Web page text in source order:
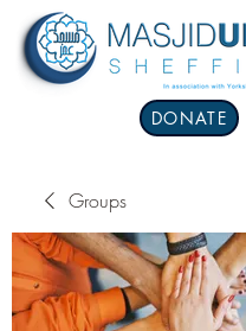
DONATE
Groups